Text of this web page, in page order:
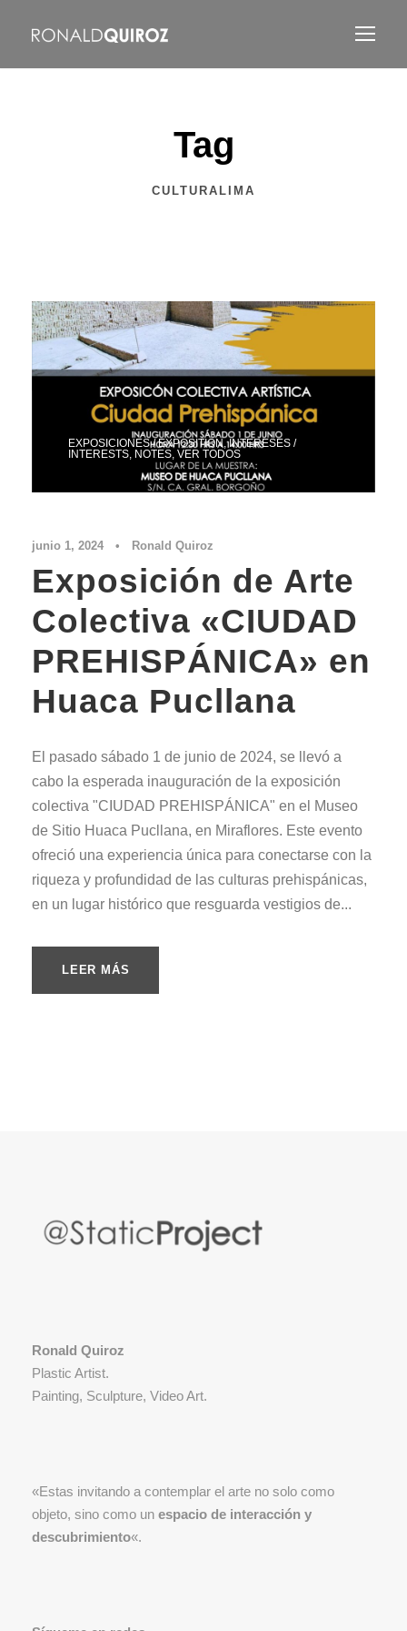
Tag
CULTURALIMA
EXPOSICIONES / EXPOSITION, INTERESES /
INTERESTS, NOTES, VER TODOS
junio 1, 2024 • Ronald Quiroz
Exposición de Arte
Colectiva «CIUDAD
PREHISPÁNICA» en
Huaca Pucllana
El pasado sábado 1 de junio de 2024, se llevó a
cabo la esperada inauguración de la exposición
colectiva "CIUDAD PREHISPÁNICA" en el Museo
de Sitio Huaca Pucllana, en Miraflores. Este evento
ofreció una experiencia única para conectarse con la
riqueza y profundidad de las culturas prehispánicas,
en un lugar histórico que resguarda vestigios de...
LEER MÁS
Ronald Quiroz
Plastic Artist.
Painting, Sculpture, Video Art.
«Estas invitando a contemplar el arte no solo como
objeto, sino como un espacio de interacción y
descubrimiento«.